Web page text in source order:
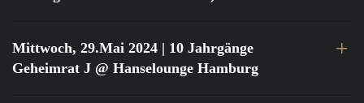
Mittwoch, 29.Mai 2024 | 10 Jahrgänge
Geheimrat J @ Hanselounge Hamburg